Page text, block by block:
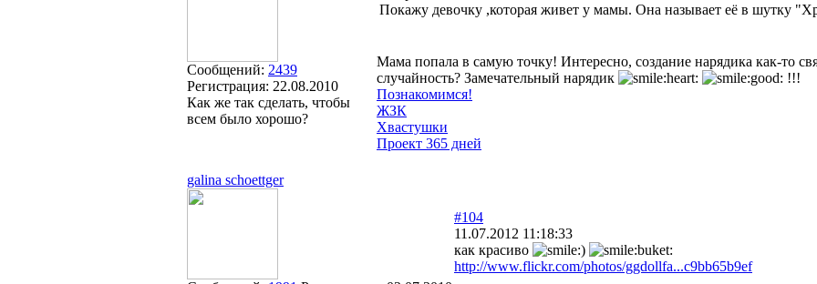
Сообщений: 2439
Регистрация: 22.08.2010
Как же так сделать, чтобы
всем было хорошо?
Покажу девочку ,которая живет у мамы. Она называет её в шутку
Мама попала в самую точку! Интересно, создание нарядика как-то
случайность? Замечательный нарядик
!!!
Познакомимся!
ЖЗК
Хвастушки
Проект 365 дней
galina schoettger
#104
11.07.2012 11:18:33
как красиво
http://www.flickr.com/photos/ggdollfa...c9bb65b9ef